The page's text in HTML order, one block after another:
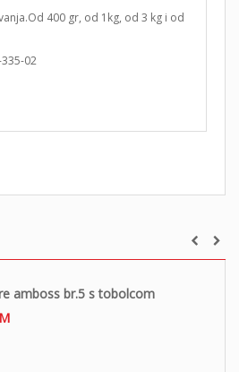
amboss br.5 s tobolcom
400 gr, od 1kg, od 3 kg i od
02